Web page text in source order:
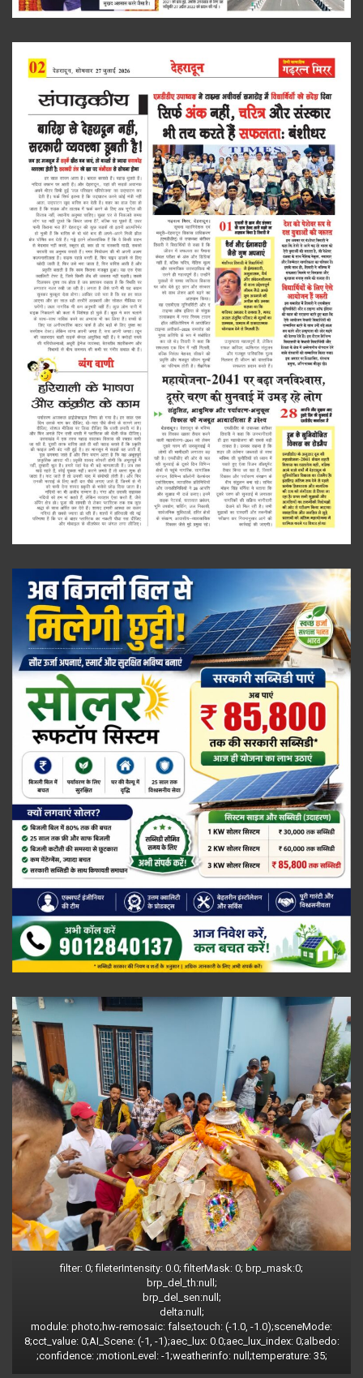
filter: 0; fileterIntensity: 0.0; filterMask: 0; brp_mask:0;
brp_del_th:null;
brp_del_sen:null;
delta:null;
module: photo;hw-remosaic: false;touch: (-1.0, -1.0);sceneMode:
8;cct_value: 0;AI_Scene: (-1, -1);aec_lux: 0.0;aec_lux_index: 0;albedo:
;confidence: ;motionLevel: -1;weatherinfo: null;temperature: 35;